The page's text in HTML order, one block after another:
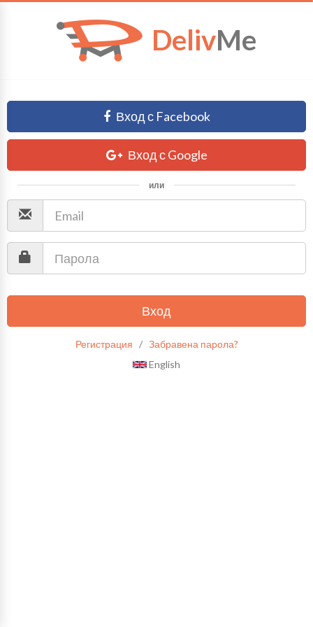
DelivMe
Вход с Facebook
Вход с Google
или
Вход
Регистрация / Забравена парола?
English